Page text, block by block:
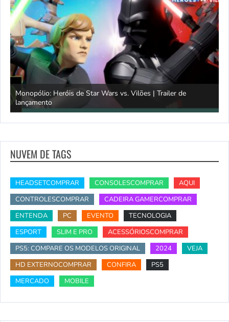
Monopólio: Heróis de Star Wars vs. Vilões | Trailer de
lançamento
NUVEM DE TAGS
HEADSETCOMPRAR CONSOLESCOMPRAR
AQUI
CONTROLESCOMPRAR
CADEIRA GAMERCOMPRAR
ENTENDA
PC EVENTO
TECNOLOGIA
ESPORT
SLIM E PRO
ACESSÓRIOSCOMPRAR
PS5: COMPARE OS MODELOS ORIGINAL
2024
VEJA
HD EXTERNOCOMPRAR
CONFIRA
PS5
MERCADO
MOBILE